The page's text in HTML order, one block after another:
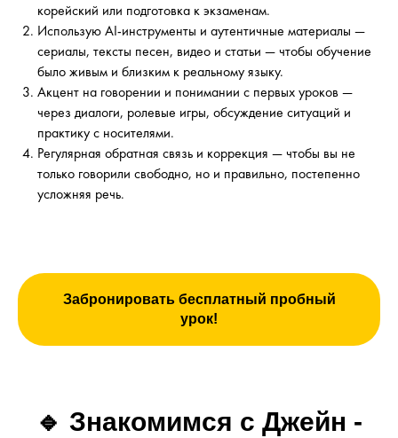
корейский или подготовка к экзаменам.
Использую AI-инструменты и аутентичные материалы —
сериалы, тексты песен, видео и статьи — чтобы обучение
было живым и близким к реальному языку.
Акцент на говорении и понимании с первых уроков —
через диалоги, ролевые игры, обсуждение ситуаций и
практику с носителями.
Регулярная обратная связь и коррекция — чтобы вы не
только говорили свободно, но и правильно, постепенно
усложняя речь.
Забронировать бесплатный пробный
урок!
🔹 Знакомимся с Джейн -